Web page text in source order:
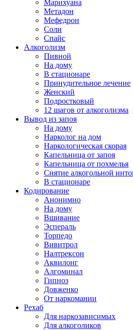
Марихуана
Метадон
Мефедрон
Соли
Спайс
Алкоголизм
Пивной
На дому
В стационаре
Принудительное лечение
Женский
Подростковый
12 шагов от алкоголизма
Вывод из запоя
На дому
Нарколог на дом
Наркологическая скорая
Капельница от запоя
Капельница от похмелья
Снятие алкогольной
В стационаре
Кодирование
Анонимно
На дому
Вшивание
Эспераль
Торпедо
Вивитрол
Налтрексон
Аквилонг
Алгоминал
Гипноз
Довженко
От наркомании
Рехаб
Для наркозависимых
Для алкоголиков